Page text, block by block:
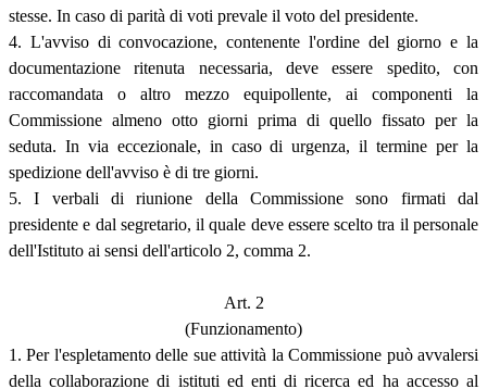
stesse. In caso di parità di voti prevale il voto del presidente.
4. L'avviso di convocazione, contenente l'ordine del giorno e la
documentazione ritenuta necessaria, deve essere spedito, con
raccomandata o altro mezzo equipollente, ai componenti la
Commissione almeno otto giorni prima di quello fissato per la
seduta. In via eccezionale, in caso di urgenza, il termine per la
spedizione dell'avviso è di tre giorni.
5. I verbali di riunione della Commissione sono firmati dal
presidente e dal segretario, il quale deve essere scelto tra il personale
dell'Istituto ai sensi dell'articolo 2, comma 2.
Art. 2
(Funzionamento)
1. Per l'espletamento delle sue attività la Commissione può avvalersi
della collaborazione di istituti ed enti di ricerca ed ha accesso al